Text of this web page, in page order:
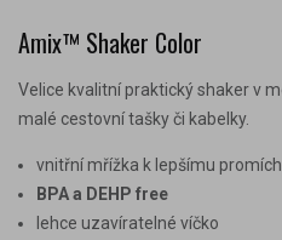
Amix™ Shaker Color
Velice kvalitní praktický shaker v
malé cestovní tašky či kabelky.
vnitřní mřížka k lepšímu
BPA a DEHP free
lehce uzavíratelné víčko